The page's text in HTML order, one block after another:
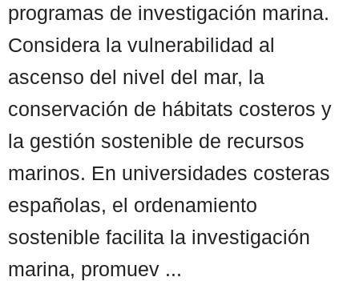
programas de investigación marina.
Considera la vulnerabilidad al
ascenso del nivel del mar, la
conservación de hábitats costeros y
la gestión sostenible de recursos
marinos. En universidades costeras
españolas, el ordenamiento
sostenible facilita la investigación
marina, promuev ...